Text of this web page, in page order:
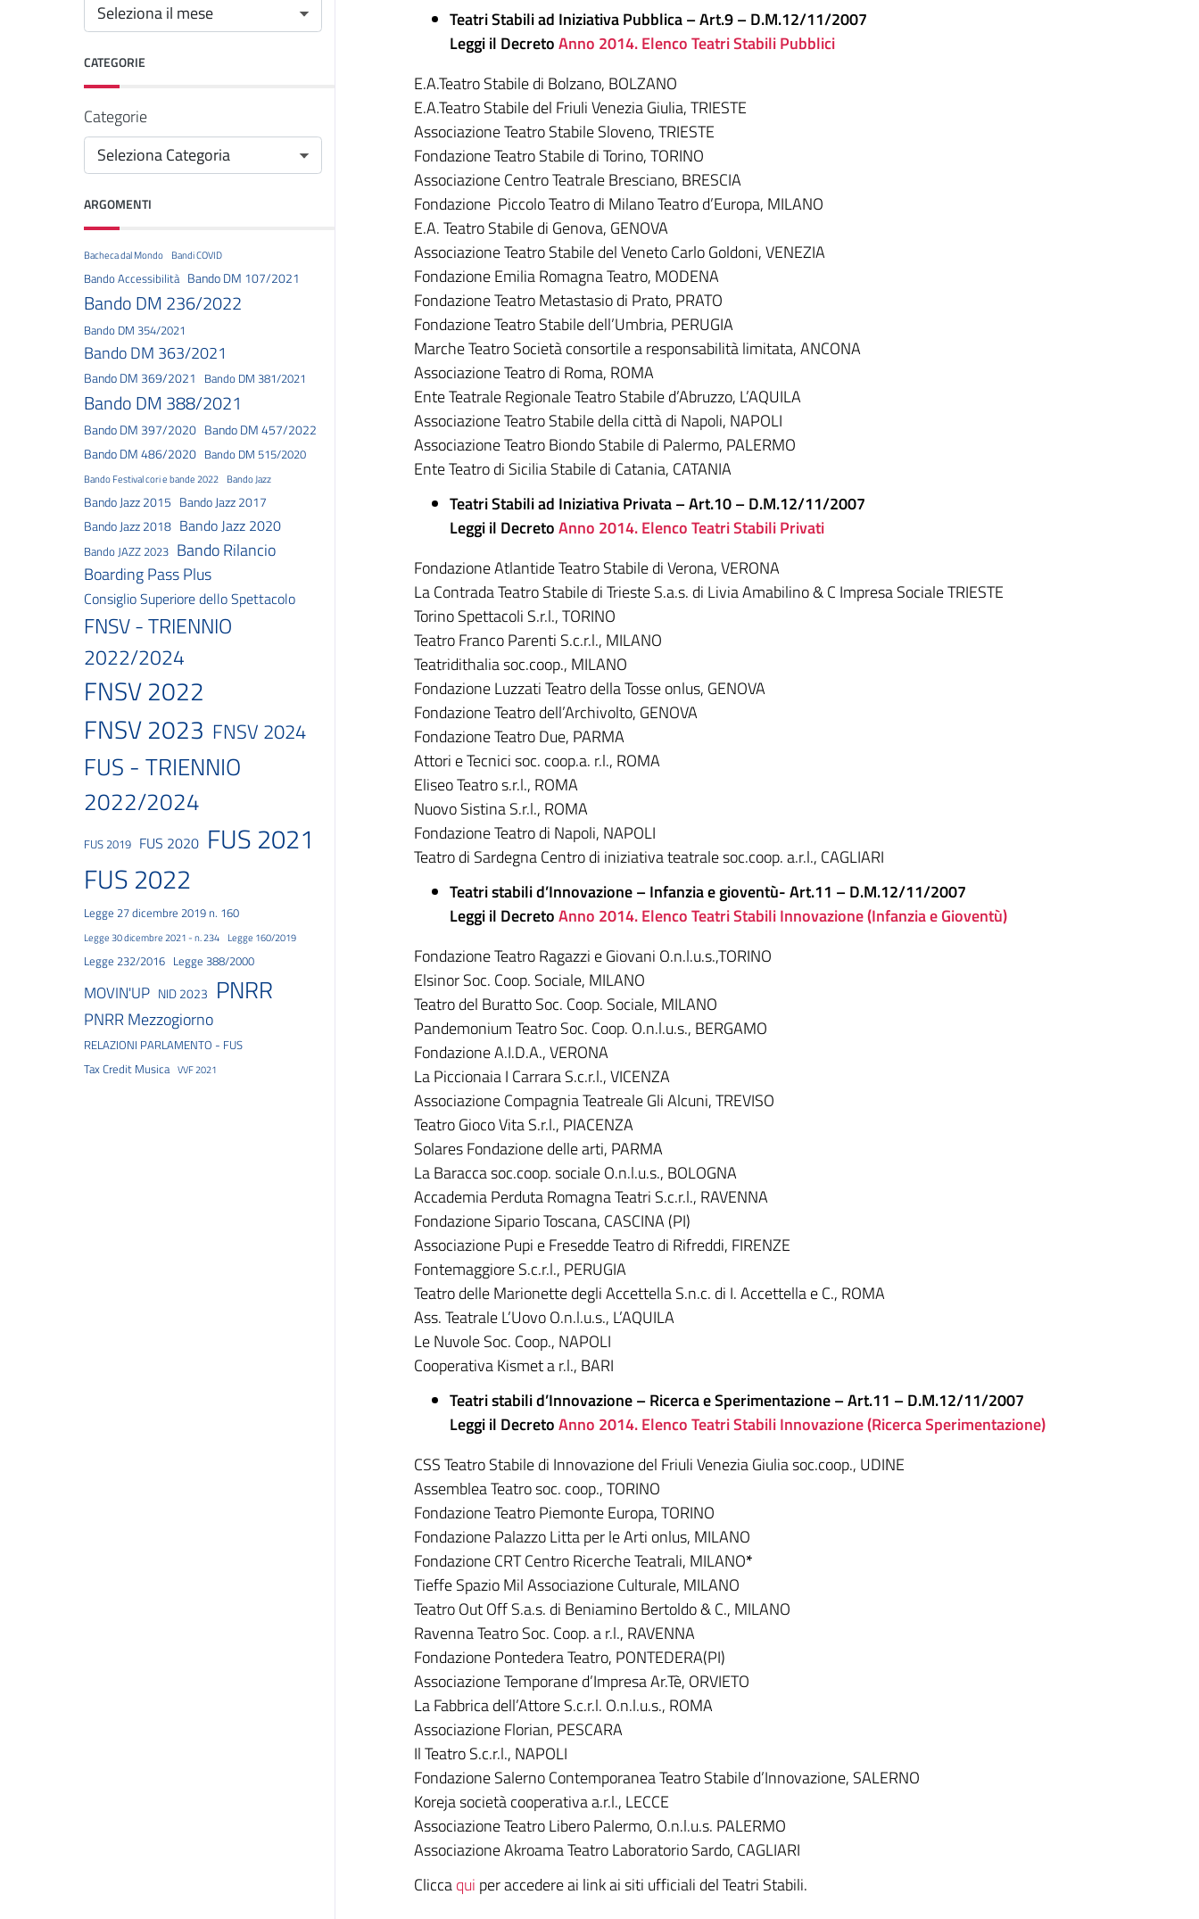
CATEGORIE
Categorie
ARGOMENTI
Bacheca dal Mondo Bandi COVID
Bando Accessibilità Bando DM 107/2021
Bando DM 236/2022
Bando DM 354/2021
Bando DM 363/2021
Bando DM 369/2021 Bando DM 381/2021
Bando DM 388/2021
Bando DM 397/2020 Bando DM 457/2022
Bando DM 486/2020 Bando DM 515/2020
Bando Festival cori e bande 2022 Bando Jazz
Bando Jazz 2015 Bando Jazz 2017
Bando Jazz 2018 Bando Jazz 2020
Bando JAZZ 2023 Bando Rilancio
Boarding Pass Plus
Consiglio Superiore dello Spettacolo
FNSV - TRIENNIO
2022/2024
FNSV 2022
FNSV 2023 FNSV 2024
FUS - TRIENNIO
2022/2024
FUS 2019 FUS 2020 FUS 2021
FUS 2022
Legge 27 dicembre 2019 n. 160
Legge 30 dicembre 2021 - n. 234 Legge 160/2019
Legge 232/2016 Legge 388/2000
MOVIN'UP NID 2023 PNRR
PNRR Mezzogiorno
RELAZIONI PARLAMENTO - FUS
Tax Credit Musica VVF 2021
Teatri Stabili ad Iniziativa Pubblica – Art.9 – D.M.12/11/2007
Leggi il DecretoAnno 2014. Elenco Teatri Stabili Pubblici
E.A.Teatro Stabile di Bolzano, BOLZANO
E.A.Teatro Stabile del Friuli Venezia Giulia, TRIESTE
Associazione Teatro Stabile Sloveno, TRIESTE
Fondazione Teatro Stabile di Torino, TORINO
Associazione Centro Teatrale Bresciano, BRESCIA
Fondazione Piccolo Teatro di Milano Teatro d’Europa, MILANO
E.A. Teatro Stabile di Genova, GENOVA
Associazione Teatro Stabile del Veneto Carlo Goldoni, VENEZIA
Fondazione Emilia Romagna Teatro, MODENA
Fondazione Teatro Metastasio di Prato, PRATO
Fondazione Teatro Stabile dell’Umbria, PERUGIA
Marche Teatro Società consortile a responsabilità limitata, ANCONA
Associazione Teatro di Roma, ROMA
Ente Teatrale Regionale Teatro Stabile d’Abruzzo, L’AQUILA
Associazione Teatro Stabile della città di Napoli, NAPOLI
Associazione Teatro Biondo Stabile di Palermo, PALERMO
Ente Teatro di Sicilia Stabile di Catania, CATANIA
Teatri Stabili ad Iniziativa Privata – Art.10 – D.M.12/11/2007
Leggi il DecretoAnno 2014. Elenco Teatri Stabili Privati
Fondazione Atlantide Teatro Stabile di Verona, VERONA
La Contrada Teatro Stabile di Trieste S.a.s. di Livia Amabilino & C Impresa Sociale TRIESTE
Torino Spettacoli S.r.l., TORINO
Teatro Franco Parenti S.c.r.l., MILANO
Teatridithalia soc.coop., MILANO
Fondazione Luzzati Teatro della Tosse onlus, GENOVA
Fondazione Teatro dell’Archivolto, GENOVA
Fondazione Teatro Due, PARMA
Attori e Tecnici soc. coop.a. r.l., ROMA
Eliseo Teatro s.r.l., ROMA
Nuovo Sistina S.r.l., ROMA
Fondazione Teatro di Napoli, NAPOLI
Teatro di Sardegna Centro di iniziativa teatrale soc.coop. a.r.l., CAGLIARI
Teatri stabili d’Innovazione – Infanzia e gioventù- Art.11 – D.M.12/11/2007
Leggi il DecretoAnno 2014. Elenco Teatri Stabili Innovazione (Infanzia e Gioventù)
Fondazione Teatro Ragazzi e Giovani O.n.l.u.s.,TORINO
Elsinor Soc. Coop. Sociale, MILANO
Teatro del Buratto Soc. Coop. Sociale, MILANO
Pandemonium Teatro Soc. Coop. O.n.l.u.s., BERGAMO
Fondazione A.I.D.A., VERONA
La Piccionaia I Carrara S.c.r.l., VICENZA
Associazione Compagnia Teatreale Gli Alcuni, TREVISO
Teatro Gioco Vita S.r.l., PIACENZA
Solares Fondazione delle arti, PARMA
La Baracca soc.coop. sociale O.n.l.u.s., BOLOGNA
Accademia Perduta Romagna Teatri S.c.r.l., RAVENNA
Fondazione Sipario Toscana, CASCINA (PI)
Associazione Pupi e Fresedde Teatro di Rifreddi, FIRENZE
Fontemaggiore S.c.r.l., PERUGIA
Teatro delle Marionette degli Accettella S.n.c. di I. Accettella e C., ROMA
Ass. Teatrale L’Uovo O.n.l.u.s., L’AQUILA
Le Nuvole Soc. Coop., NAPOLI
Cooperativa Kismet a r.l., BARI
Teatri stabili d’Innovazione – Ricerca e Sperimentazione – Art.11 – D.M.12/11/2007
Leggi il DecretoAnno 2014. Elenco Teatri Stabili Innovazione (Ricerca Sperimentazione)
CSS Teatro Stabile di Innovazione del Friuli Venezia Giulia soc.coop., UDINE
Assemblea Teatro soc. coop., TORINO
Fondazione Teatro Piemonte Europa, TORINO
Fondazione Palazzo Litta per le Arti onlus, MILANO
Fondazione CRT Centro Ricerche Teatrali, MILANO*
Tieffe Spazio Mil Associazione Culturale, MILANO
Teatro Out Off S.a.s. di Beniamino Bertoldo & C., MILANO
Ravenna Teatro Soc. Coop. a r.l., RAVENNA
Fondazione Pontedera Teatro, PONTEDERA(PI)
Associazione Temporane d’Impresa Ar.Tè, ORVIETO
La Fabbrica dell’Attore S.c.r.l. O.n.l.u.s., ROMA
Associazione Florian, PESCARA
Il Teatro S.c.r.l., NAPOLI
Fondazione Salerno Contemporanea Teatro Stabile d’Innovazione, SALERNO
Koreja società cooperativa a.r.l., LECCE
Associazione Teatro Libero Palermo, O.n.l.u.s. PALERMO
Associazione Akroama Teatro Laboratorio Sardo, CAGLIARI
Cliccaqui per accedere ai link ai siti ufficiali del Teatri Stabili.